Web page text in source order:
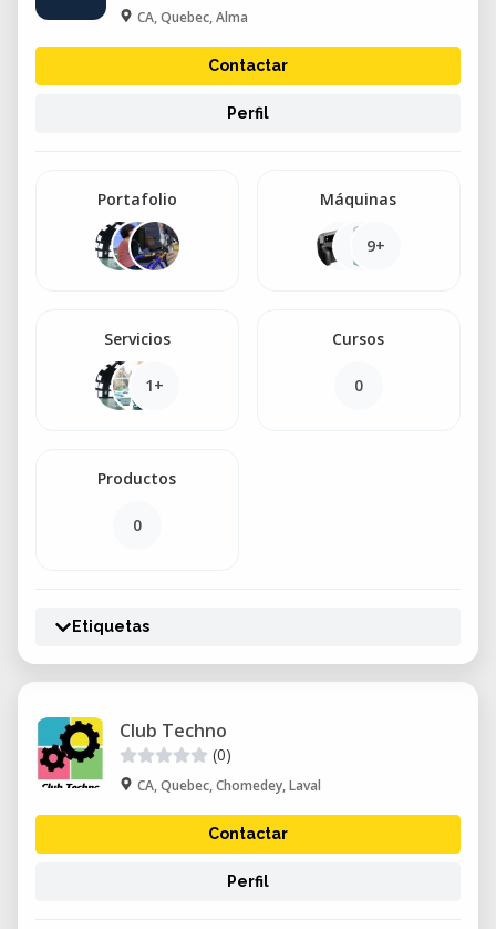
CA, Quebec, Alma
Contactar
Perfil
Portafolio Máquinas
9+
Servicios
1+
Cursos
0
Productos
0
Etiquetas
Club Techno
(0)
CA, Quebec, Chomedey, Laval
Contactar
Perfil